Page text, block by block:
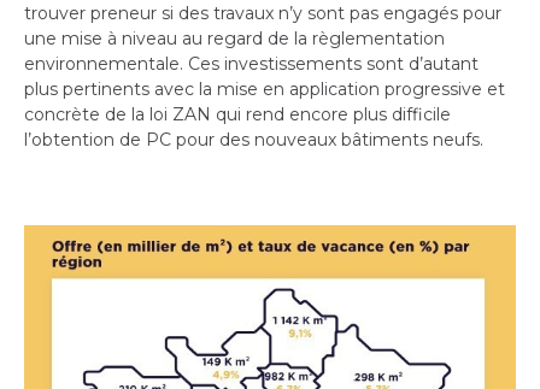
trouver preneur si des travaux n’y sont pas engagés pour
une mise à niveau au regard de la règlementation
environnementale. Ces investissements sont d’autant
plus pertinents avec la mise en application progressive et
concrète de la loi ZAN qui rend encore plus difficile
l’obtention de PC pour des nouveaux bâtiments neufs.